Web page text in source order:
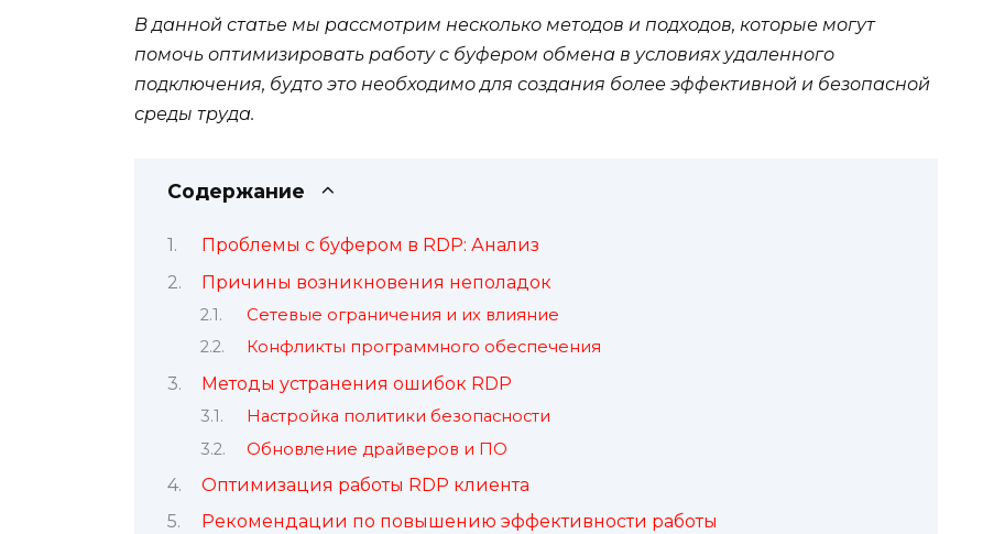
В данной статье мы рассмотрим несколько методов и подходов, которые могут
помочь оптимизировать работу с буфером обмена в условиях удаленного
подключения, будто это необходимо для создания более эффективной и безопасной
среды труда.
Содержание
Проблемы с буфером в RDP: Анализ
Причины возникновения неполадок
Сетевые ограничения и их влияние
Конфликты программного обеспечения
Методы устранения ошибок RDP
Настройка политики безопасности
Обновление драйверов и ПО
Оптимизация работы RDP клиента
Рекомендации по повышению эффективности работы